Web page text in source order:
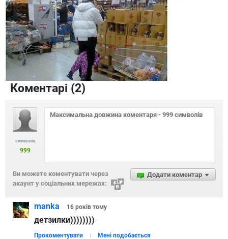
Коментарі (2)
символів
999
Додати коментар
Ви можете коментувати через
акаунт у соціальних мережах:
manka 16 років тому
детзилки))))))))
Прокоментувати Мені подобається